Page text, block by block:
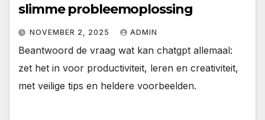
slimme probleemoplossing
NOVEMBER 2, 2025 ADMIN
Beantwoord de vraag wat kan chatgpt allemaal:
zet het in voor productiviteit, leren en creativiteit,
met veilige tips en heldere voorbeelden.